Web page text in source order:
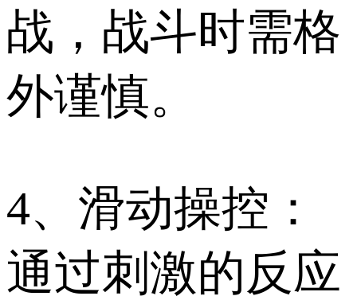
战，战斗时需格
外谨慎。
4、滑动操控：
通过刺激的反应